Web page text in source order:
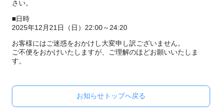
さい。
■日時
2025年12月21日（日）22:00～ 24:20
お客様にはご迷惑をおかけし大変申し訳ございません。
ご不便をおかけいたしますが、ご理解のほどお願いいたしま
す。
お知らせトップへ戻る